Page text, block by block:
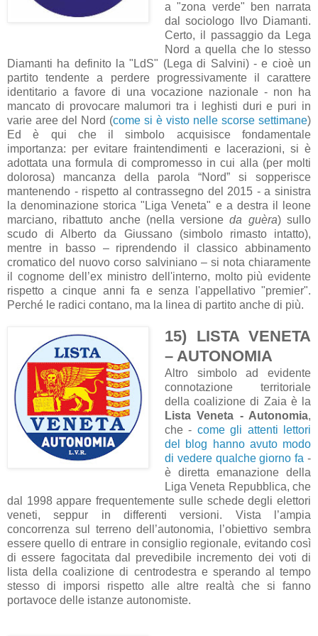
a "zona verde" ben narrata
dal sociologo Ilvo Diamanti.
Certo, il passaggio da Lega
Nord a quella che lo stesso
Diamanti ha definito la "LdS" (Lega di Salvini) - e cioè un
partito tendente a perdere progressivamente il carattere
identitario a favore di una vocazione nazionale - non ha
mancato di provocare malumori tra i leghisti duri e puri in
varie aree del Nord (come si è visto nelle scorse settimane)
Ed è qui che il simbolo acquisisce fondamentale
importanza: per evitare fraintendimenti e lacerazioni, si è
adottata una formula di compromesso in cui alla (per molti
dolorosa) mancanza della parola “Nord” si sopperisce
mantenendo - rispetto al contrassegno del 2015 - a sinistra
la denominazione storica "Liga Veneta" e a destra il leone
marciano, ribattuto anche (nella versioneda guèra) sullo
scudo di Alberto da Giussano (simbolo rimasto intatto),
mentre in basso – riprendendo il classico abbinamento
cromatico del nuovo corso salviniano – si nota chiaramente
il cognome dell’ex ministro dell'interno, molto più evidente
rispetto a cinque anni fa e senza l'appellativo "premier".
Perché le radici contano, ma la linea di partito anche di più.
15) LISTA VENETA
– AUTONOMIA
Altro simbolo ad evidente
connotazione territoriale
della coalizione di Zaia è la
Lista Veneta - Autonomia,
che - come gli attenti lettori
del blog hanno avuto modo
di vedere qualche giorno fa -
è diretta emanazione della
Liga Veneta Repubblica, che
dal 1998 appare frequentemente sulle schede degli elettori
veneti, seppur in differenti versioni. Vista l’ampia
concorrenza sul terreno dell’autonomia, l’obiettivo sembra
essere quello di entrare in consiglio regionale, evitando così
di essere fagocitata dal prevedibile incremento dei voti di
lista della coalizione di centrodestra e sperando al tempo
stesso di imporsi rispetto alle altre realtà che si fanno
portavoce delle istanze autonomiste.